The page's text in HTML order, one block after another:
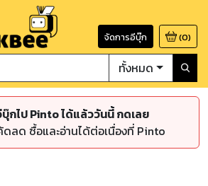
จัดการอีบุ๊ก (0)
ทั้งหมด
กไป Pinto ได้แล้ววันนี้ กดเลย
ลด ซื้อและอ่านได้ต่อเนื่องที่ Pinto